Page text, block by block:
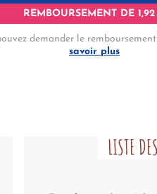
REMBOURSEMENT DE
demander le
savoir plus
LISTE